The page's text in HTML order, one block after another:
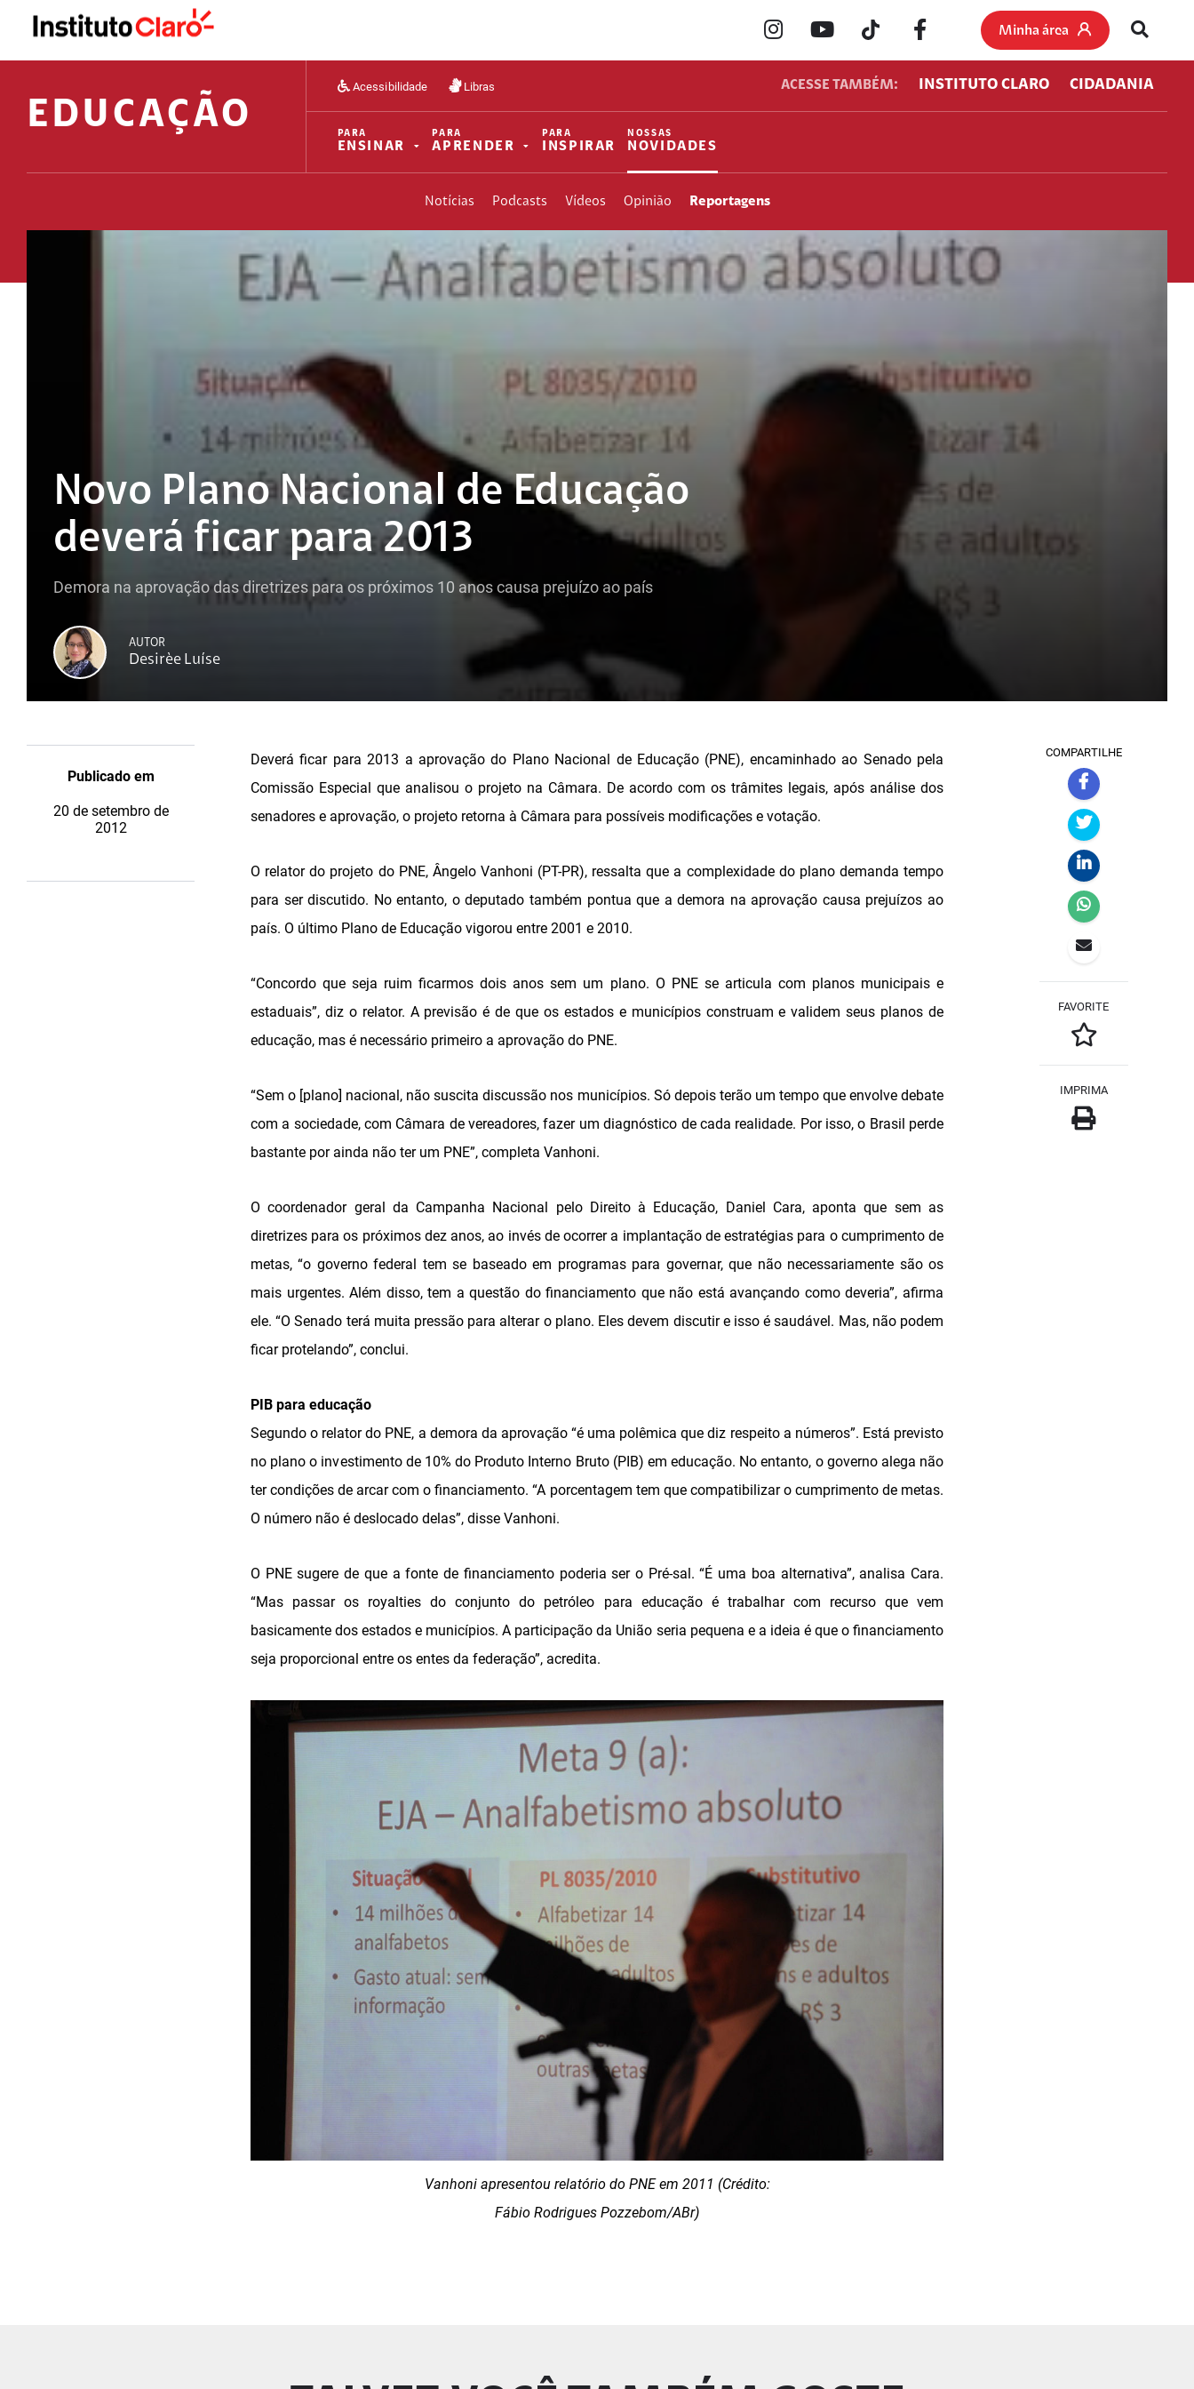
Minha área
EDUCAÇÃO
Acessibilidade Libras ACESSE TAMBÉM: INSTITUTO CLARO CIDADANIA
PARA
ENSINAR
PARA
APRENDER
PARA
INSPIRAR
NOSSAS
NOVIDADES
Notícias Podcasts Vídeos Opinião Reportagens
Novo Plano Nacional de Educação
deverá ficar para 2013
Demora na aprovação das diretrizes para os próximos 10 anos causa prejuízo ao país
AUTOR
Desirèe Luíse
Publicado em
20 de setembro de
2012
Deverá ficar para 2013 a aprovação do Plano Nacional de Educação (PNE), encaminhado ao Senado pela
Comissão Especial que analisou o projeto na Câmara. De acordo com os trâmites legais, após análise dos
senadores e aprovação, o projeto retorna à Câmara para possíveis modificações e votação.
O relator do projeto do PNE, Ângelo Vanhoni (PT-PR), ressalta que a complexidade do plano demanda tempo
para ser discutido. No entanto, o deputado também pontua que a demora na aprovação causa prejuízos ao
país. O último Plano de Educação vigorou entre 2001 e 2010.
“Concordo que seja ruim ficarmos dois anos sem um plano. O PNE se articula com planos municipais e
estaduais”, diz o relator. A previsão é de que os estados e municípios construam e validem seus planos de
educação, mas é necessário primeiro a aprovação do PNE.
“Sem o [plano] nacional, não suscita discussão nos municípios. Só depois terão um tempo que envolve debate
com a sociedade, com Câmara de vereadores, fazer um diagnóstico de cada realidade. Por isso, o Brasil perde
bastante por ainda não ter um PNE”, completa Vanhoni.
O coordenador geral da Campanha Nacional pelo Direito à Educação, Daniel Cara, aponta que sem as
diretrizes para os próximos dez anos, ao invés de ocorrer a implantação de estratégias para o cumprimento de
metas, “o governo federal tem se baseado em programas para governar, que não necessariamente são os
mais urgentes. Além disso, tem a questão do financiamento que não está avançando como deveria”, afirma
ele. “O Senado terá muita pressão para alterar o plano. Eles devem discutir e isso é saudável. Mas, não podem
ficar protelando”, conclui.
PIB para educação
Segundo o relator do PNE, a demora da aprovação “é uma polêmica que diz respeito a números”. Está previsto
no plano o investimento de 10% do Produto Interno Bruto (PIB) em educação. No entanto, o governo alega não
ter condições de arcar com o financiamento. “A porcentagem tem que compatibilizar o cumprimento de metas.
O número não é deslocado delas”, disse Vanhoni.
O PNE sugere de que a fonte de financiamento poderia ser o Pré-sal. “É uma boa alternativa”, analisa Cara.
“Mas passar os royalties do conjunto do petróleo para educação é trabalhar com recurso que vem
basicamente dos estados e municípios. A participação da União seria pequena e a ideia é que o financiamento
seja proporcional entre os entes da federação”, acredita.
Vanhoni apresentou relatório do PNE em 2011 (Crédito:
Fábio Rodrigues Pozzebom/ABr)
COMPARTILHE
FAVORITE
IMPRIMA